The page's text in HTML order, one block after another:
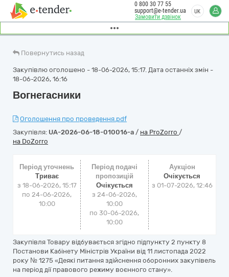
Замовити дзвінок
0 800 30 77 55
support@e-tender.ua
UK
Повернутись назад
Закупівлю оголошено - 18-06-2026, 15:17. Дата останніх змін -
18-06-2026, 16:16
Вогнегасники
Оголошення про проведення.pdf
Закупівля: UA-2026-06-18-010016-a / на ProZorro /
на DoZorro
Період уточнень
Триває
з 18-06-2026, 15:17
по 24-06-2026,
10:00
Період подачі
пропозицій
Очікується
з 24-06-2026,
10:00
по 30-06-2026,
10:00
Аукціон
Очікується
з 01-07-2026, 12:46
Закупівля Товару відбувається згідно підпункту 2 пункту 8
Постанови Кабінету Міністрів України від 11 листопада 2022
року № 1275 «Деякі питання здійснення оборонних закупівель
на період дії правового режиму воєнного стану».